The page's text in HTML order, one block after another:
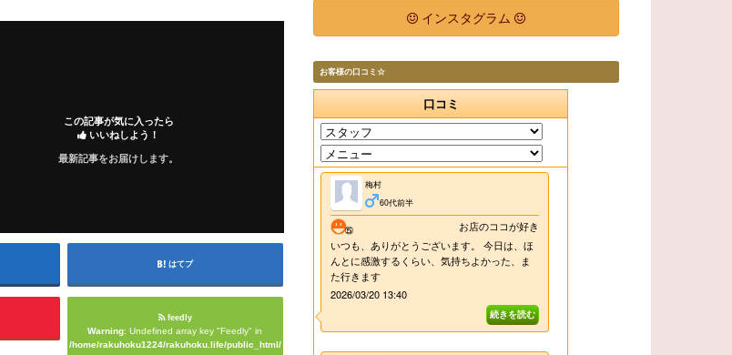
この記事が気に入ったら
いいねしよう！
最新記事をお届けします。
はてブ
feedly
Warning: Undefined array key "Feedly" in
/home/rakuhoku1224/rakuhoku.life/public_html/
インスタグラム
お客様の口コミ☆